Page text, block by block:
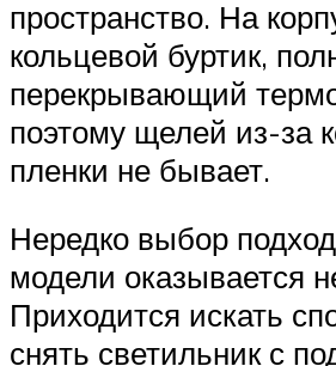
пространство. На
кольцевой буртик,
перекрывающий
поэтому щелей из-за
пленки не бывает.
Нередко выбор
модели оказывается
Приходится искать
снять светильник с